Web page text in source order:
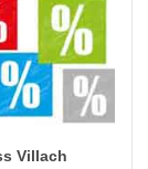
Villach